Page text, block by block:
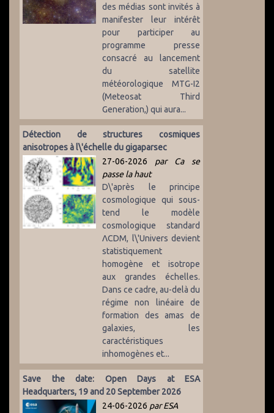
des médias sont invités à
manifester leur intérêt
pour participer au
programme presse
consacré au lancement
du satellite
météorologique MTG-I2
(Meteosat Third
Generation,) qui aura...
Détection de structures cosmiques
anisotropes à l\'échelle du gigaparsec
27-06-2026 par Ca se
passe la haut
D\'après le principe
cosmologique qui sous-
tend le modèle
cosmologique standard
ΛCDM, l\'Univers devient
statistiquement
homogène et isotrope
aux grandes échelles.
Dans ce cadre, au-delà du
régime non linéaire de
formation des amas de
galaxies, les
caractéristiques
inhomogènes et...
Save the date: Open Days at ESA
Headquarters, 19 and 20 September 2026
24-06-2026 par ESA